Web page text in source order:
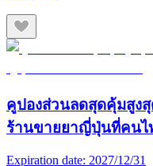
คูปองส่วนลดสุดคุ้มสูงสุ
ร้านขายยาญี่ปุ่นที่คนไ
Expiration date: 2027/12/31